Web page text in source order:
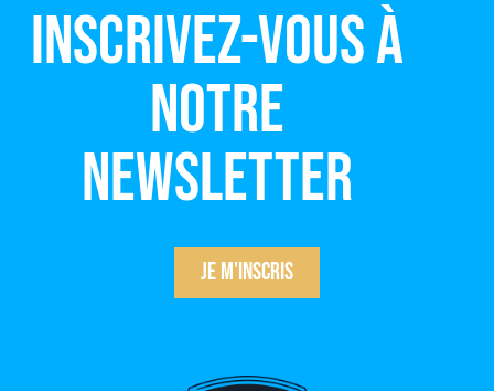
Inscrivez-vous à
notre
newsletter
Je m'inscris